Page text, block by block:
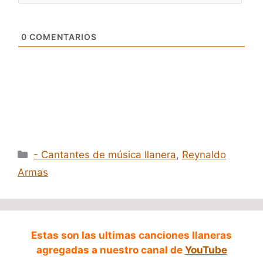
0 COMENTARIOS
Categorías
- Cantantes de música llanera, Reynaldo
Armas
Estas son las ultimas canciones llaneras
agregadas a nuestro canal de YouTube